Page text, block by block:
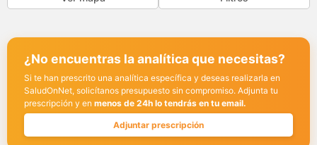
¿No encuentras la analítica que necesitas?
Si te han prescrito una analítica específica y deseas realizarla en
SaludOnNet, solicítanos presupuesto sin compromiso. Adjunta tu
prescripción y en menos de 24h lo tendrás en tu email.
Adjuntar prescripción